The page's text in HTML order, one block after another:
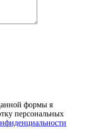
формы я
персональных